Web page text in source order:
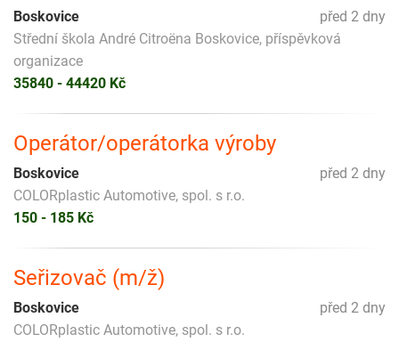
před 2 dny
Boskovice
Střední škola André Citroëna Boskovice, příspěvková
organizace
35840 - 44420 Kč
Operátor/operátorka výroby
před 2 dny
Boskovice
COLORplastic Automotive, spol. s r.o.
150 - 185 Kč
Seřizovač (m/ž)
před 2 dny
Boskovice
COLORplastic Automotive, spol. s r.o.